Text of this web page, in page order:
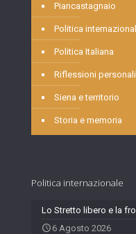
Piancastagnaio
Politica
Politica Italiana
Riflessioni personali
Siena e territorio
Storia e memoria
Politica internazionale
Lo Stretto libero e la
6 Agosto 2026